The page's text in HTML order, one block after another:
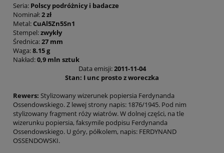
Seria: Polscy podróżnicy i badacze
Nominał:2 zł
Metal:CuAl5Zn5Sn1
Stempel:zwykły
Średnica:27 mm
Waga:8.15 g
Nakład:0,9 mln sztuk
Data emisji:2011-11-04
Stan: I unc prosto z woreczka
Rewers: Stylizowany wizerunek popiersia Ferdynanda
Ossendowskiego. Z lewej strony napis: 1876/1945. Pod nim
stylizowany fragment róży wiatrów. W dolnej części, na tle
wizerunku popiersia, faksymile podpisu Ferdynanda
Ossendowskiego. U góry, półkolem, napis: FERDYNAND
OSSENDOWSKI.